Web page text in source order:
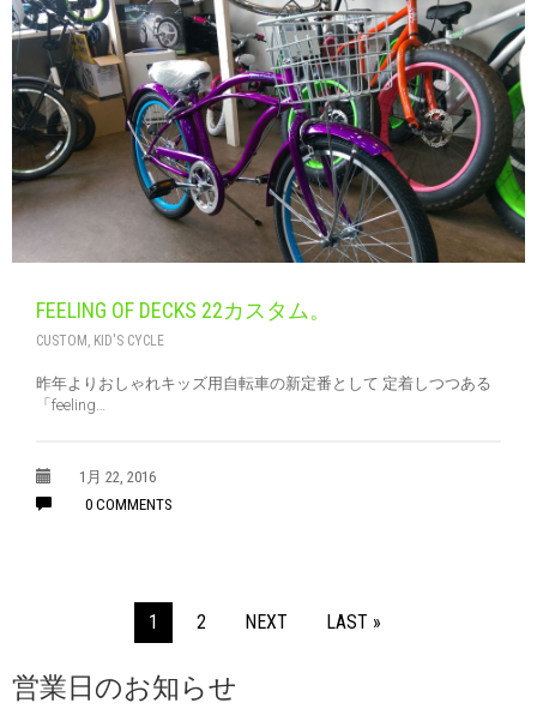
FEELING OF DECKS 22カスタム。
CUSTOM , KID'S CYCLE
昨年よりおしゃれキッズ用自転車の新定番として 定着しつつある
「feeling…
1月 22, 2016
0 COMMENTS
1 2 NEXT LAST »
営業日のお知らせ